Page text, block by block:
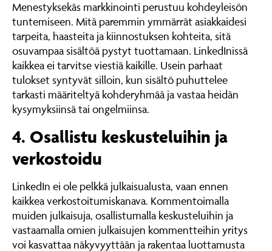
Menestyksekäs markkinointi perustuu kohdeyleisön
tuntemiseen. Mitä paremmin ymmärrät asiakkaidesi
tarpeita, haasteita ja kiinnostuksen kohteita, sitä
osuvampaa sisältöä pystyt tuottamaan. LinkedInissä
kaikkea ei tarvitse viestiä kaikille. Usein parhaat
tulokset syntyvät silloin, kun sisältö puhuttelee
tarkasti määriteltyä kohderyhmää ja vastaa heidän
kysymyksiinsä tai ongelmiinsa.
4. Osallistu keskusteluihin ja
verkostoidu
LinkedIn ei ole pelkkä julkaisualusta, vaan ennen
kaikkea verkostoitumiskanava. Kommentoimalla
muiden julkaisuja, osallistumalla keskusteluihin ja
vastaamalla omien julkaisujen kommentteihin yritys
voi kasvattaa näkyvyyttään ja rakentaa luottamusta